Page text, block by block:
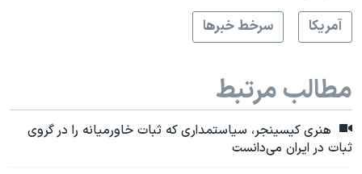
آمريکا
سرخط خبرها
مطالب مرتبط
هنری کیسینجر، سیاستمداری که ثبات خاورمیانه را در گروی
ثبات در ایران می‌دانست